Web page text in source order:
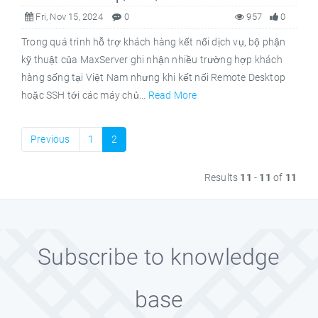
Fri, Nov 15, 2024 0 0
957
Trong quá trình hỗ trợ khách hàng kết nối dịch vụ, bộ phận
kỹ thuật của MaxServer ghi nhận nhiều trường hợp khách
hàng sống tại Việt Nam nhưng khi kết nối Remote Desktop
hoặc SSH tới các máy chủ... Read More
Previous 1 2
Results 11 - 11 of 11
Subscribe to knowledge
base